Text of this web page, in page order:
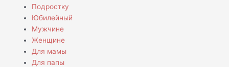
Подростку
Юбилейный
Мужчине
Женщине
Для мамы
Для папы